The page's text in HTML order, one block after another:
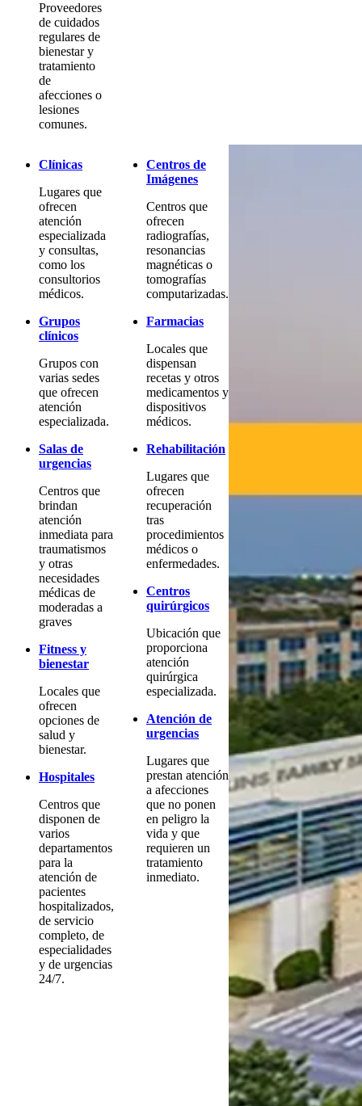
Proveedores
de cuidados
regulares de
bienestar y
tratamiento
de
afecciones o
lesiones
comunes.
Clínicas
Lugares que
ofrecen
atención
especializada
y consultas,
como los
consultorios
médicos.
Grupos
clínicos
Grupos con
varias sedes
que ofrecen
atención
especializada.
Salas de
urgencias
Centros que
brindan
atención
inmediata para
traumatismos
y otras
necesidades
médicas de
moderadas a
graves
Fitness y
bienestar
Locales que
ofrecen
opciones de
salud y
bienestar.
Hospitales
Centros que
disponen de
varios
departamentos
para la
atención de
pacientes
hospitalizados,
de servicio
completo, de
especialidades
y de urgencias
24/7.
Centros de
Imágenes
Centros que
ofrecen
radiografías,
resonancias
magnéticas o
tomografías
computarizadas.
Farmacias
Locales que
dispensan
recetas y otros
medicamentos y
dispositivos
médicos.
Rehabilitación
Lugares que
ofrecen
recuperación
tras
procedimientos
médicos o
enfermedades.
Centros
quirúrgicos
Ubicación que
proporciona
atención
quirúrgica
especializada.
Atención de
urgencias
Lugares que
prestan atención
a afecciones
que no ponen
en peligro la
vida y que
requieren un
tratamiento
inmediato.